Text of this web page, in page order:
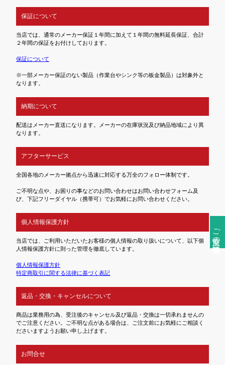
ご注文前の確認事項
保証について
当店では、通常のメーカー保証１年間に加えて１年間の無料延長保証、合計
２年間の保証をお付けしております。
保証について
※一部メーカー保証のない製品（作業台やシンク等の板金製品）は対象外と
なります。
納期について
配送はメーカー直送になります。メーカーの在庫状況及び納品地域により異
なります。
アフターサービス
全国各地のメーカー拠点から迅速に対応する万全のフォロー体制です。
ご不明な点や、お困りの事などのお問い合わせはお問い合わせフォーム及
び、下記フリーダイヤル（携帯可）でお気軽にお問い合わせください。
個人情報保護方針
当店では、ご利用いただいたお客様の個人情報の取り扱いについて、以下個
人情報保護方針に則った管理を徹底しています。
個人情報保護方針
特定商取引に関する法律に基づく表記
返品・交換・キャンセルについて
商品は業務用の為、受注後のキャンセル及び返品・交換は一切承れませんの
でご注意ください。ご不明な点がある場合は、ご注文前にお気軽にご相談く
ださいますようお願い申し上げます。
お問合せ